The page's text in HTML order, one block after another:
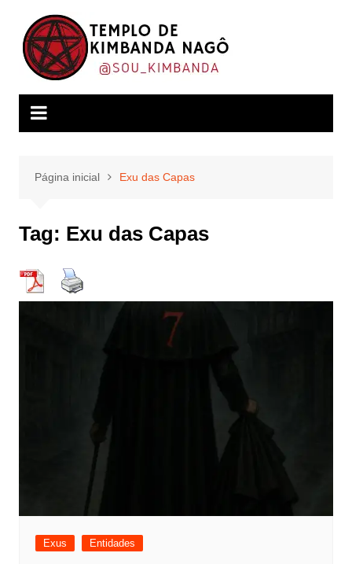
conteúdo
Página inicial Exu das Capas
Tag: Exu das Capas
Exus Entidades